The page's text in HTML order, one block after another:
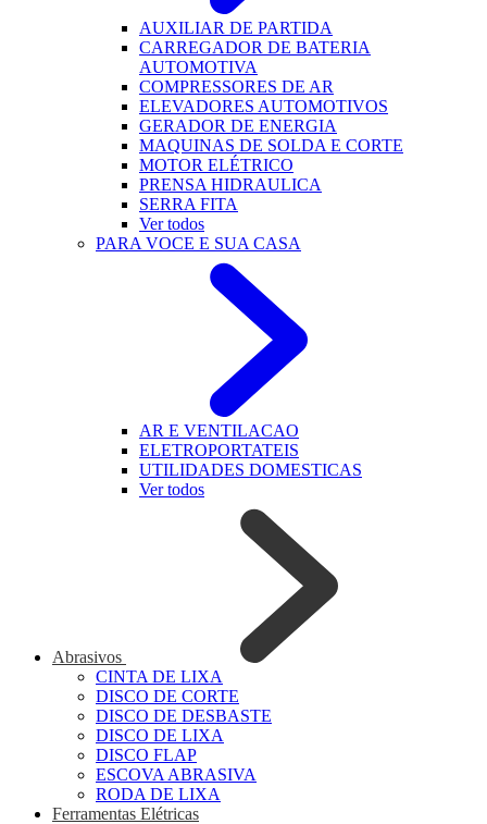
AUXILIAR DE PARTIDA
CARREGADOR DE BATERIA
AUTOMOTIVA
COMPRESSORES DE AR
ELEVADORES AUTOMOTIVOS
GERADOR DE ENERGIA
MAQUINAS DE SOLDA E CORTE
MOTOR ELÉTRICO
PRENSA HIDRAULICA
SERRA FITA
Ver todos
PARA VOCE E SUA CASA
AR E VENTILACAO
ELETROPORTATEIS
UTILIDADES DOMESTICAS
Ver todos
Abrasivos
CINTA DE LIXA
DISCO DE CORTE
DISCO DE DESBASTE
DISCO DE LIXA
DISCO FLAP
ESCOVA ABRASIVA
RODA DE LIXA
Ferramentas Elétricas